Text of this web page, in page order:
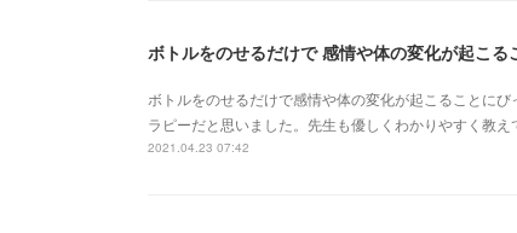
ボトルをのせるだけで 感情や体の変化が起こ
ボトルをのせるだけで感情や体の変化が起こることに
ラピーだと思いました。先生も優しくわかりやすく教
2021.04.23 07:42